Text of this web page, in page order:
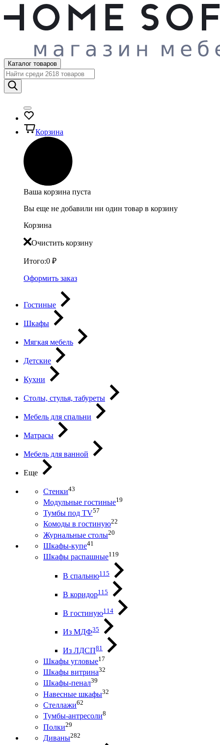
Каталог товаров
Корзина
Ваша корзина пуста
Вы еще не добавили ни один товар в корзину
Корзина
Очистить корзину
Итого:0 ₽
Оформить заказ
Гостиные
Шкафы
Мягкая мебель
Детские
Кухни
Столы, стулья, табуреты
Мебель для спальни
Матрасы
Мебель для ванной
Еще
Стенки43
Модульные гостиные19
Тумбы под ТV57
Комоды в гостиную22
Журнальные столы20
Шкафы-купе41
Шкафы распашные119
В спальню115
В коридор115
В гостиную114
Из МДФ35
Из ЛДСП81
Шкафы угловые17
Шкафы витрина32
Шкафы-пенал39
Навесные шкафы32
Стеллажи62
Тумбы-антресоли8
Полки29
Диваны282